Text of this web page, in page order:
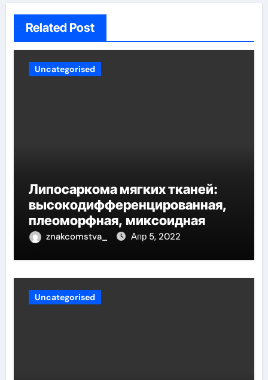
Related Post
Uncategorised
Липосаркома мягких тканей:
высокодифференцированная,
плеоморфная, миксоидная
znakcomstva_ Апр 5, 2022
Uncategorised